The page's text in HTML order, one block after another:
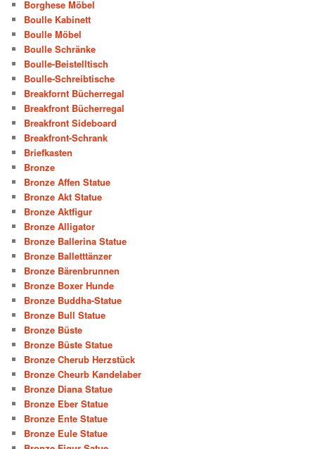
Borghese Möbel
Boulle Kabinett
Boulle Möbel
Boulle Schränke
Boulle-Beistelltisch
Boulle-Schreibtische
Breakfornt Bücherregal
Breakfront Bücherregal
Breakfront Sideboard
Breakfront-Schrank
Briefkasten
Bronze
Bronze Affen Statue
Bronze Akt Statue
Bronze Aktfigur
Bronze Alligator
Bronze Ballerina Statue
Bronze Balletttänzer
Bronze Bärenbrunnen
Bronze Boxer Hunde
Bronze Buddha-Statue
Bronze Bull Statue
Bronze Büste
Bronze Büste Statue
Bronze Cherub Herzstück
Bronze Cheurb Kandelaber
Bronze Diana Statue
Bronze Eber Statue
Bronze Ente Statue
Bronze Eule Statue